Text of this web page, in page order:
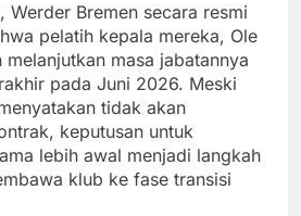
Werder Bremen secara resmi
pelatih kepala mereka, Ole
masa jabatannya
pada Juni 2026. Meski
tidak akan
keputusan untuk
lebih awal menjadi langkah
klub ke fase transisi